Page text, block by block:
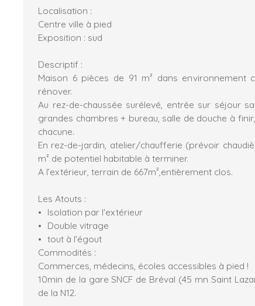
Localisation :
Centre ville à pied
Exposition : sud
Descriptif :
Maison 6 pièces de 91 m² dans environnement
rénover.
Au rez-de-chaussée surélevé, entrée sur séjour
grandes chambres + bureau, salle de douche à
chacune.
En rez-de-jardin, atelier/chaufferie (prévoir
m² de potentiel habitable à terminer.
A l’extérieur, terrain de 667m²,entièrement clos.
Les Atouts :
Isolation par l'extérieur
Double vitrage
tout à l'égout
Commodités :
Commerces, médecins, écoles accessibles à pied !
10min de la gare SNCF de Bréval (45 mn Saint
de la N12.